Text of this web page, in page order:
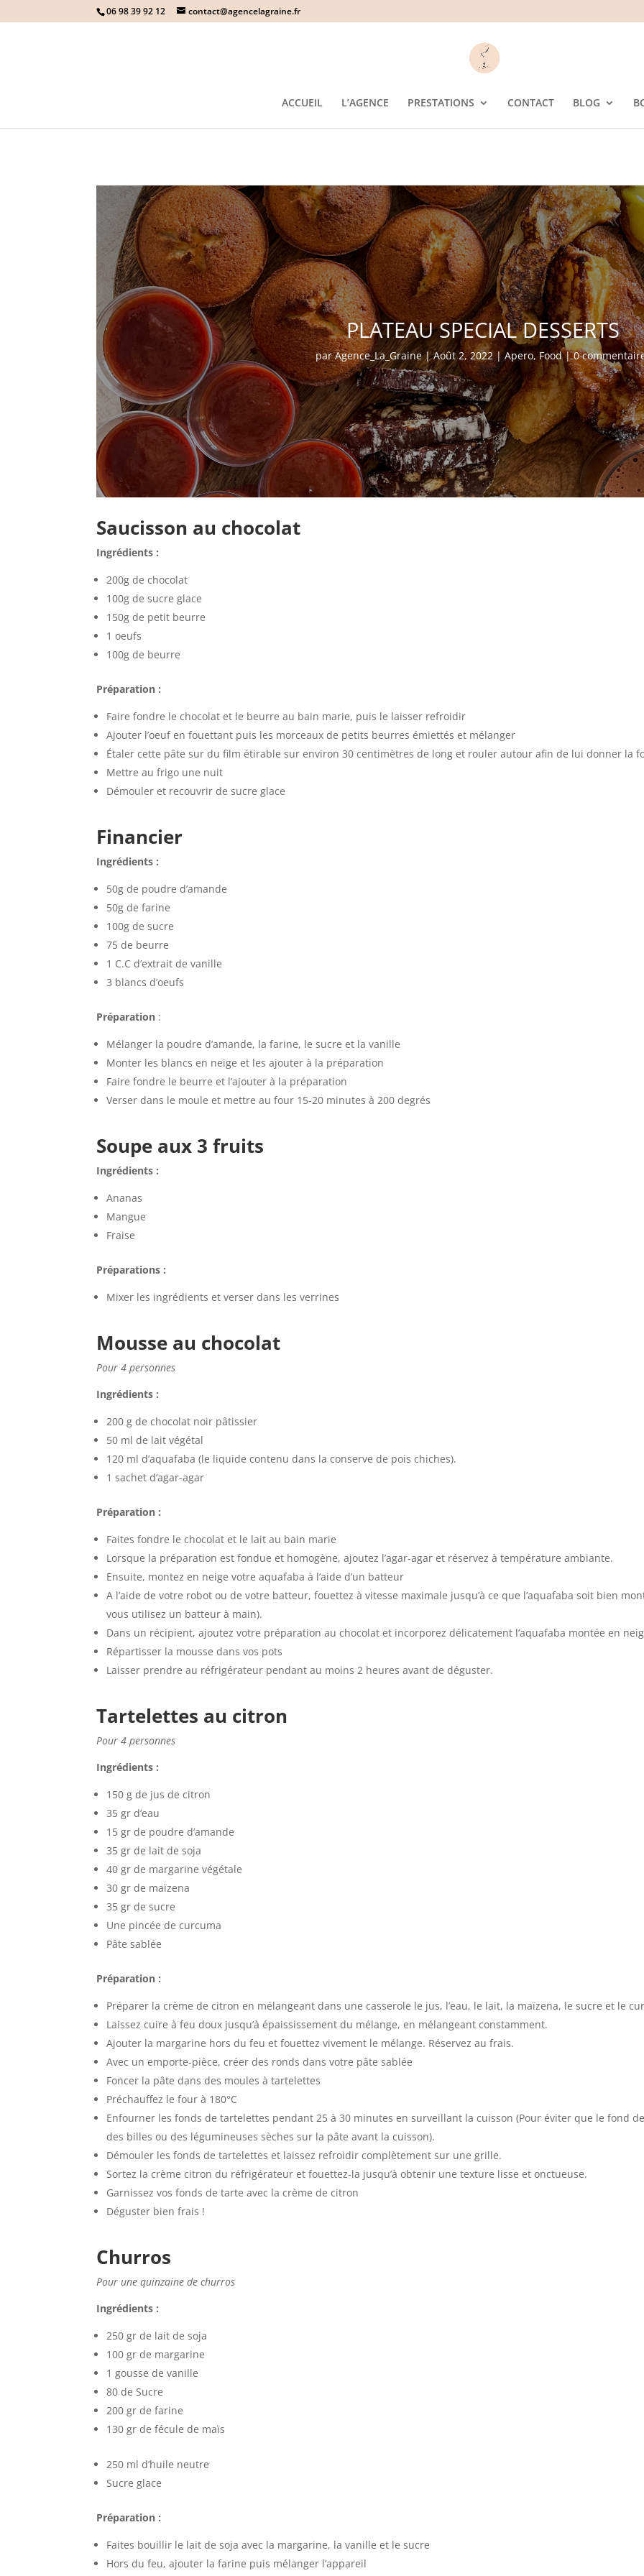
06 98 39 92 12 contact@agencelagraine.fr
ACCUEIL L’AGENCE PRESTATIONS CONTACT BLOG
PLATEAU SPECIAL DESSERTS
parAgence_La_Graine|Août 2, 2022|Apero,Food|0
Saucisson au chocolat
Ingrédients :
200g de chocolat
100g de sucre glace
150g de petit beurre
1 oeufs
100g de beurre
Préparation :
Faire fondre le chocolat et le beurre au bain marie, puis le laisser refroidir
Ajouter l’oeuf en fouettant puis les morceaux de petits beurres émiettés et mélanger
Étaler cette pâte sur du film étirable sur environ 30 centimètres de long et rouler autour afin de lui donner la
Mettre au frigo une nuit
Démouler et recouvrir de sucre glace
Financier
Ingrédients :
50g de poudre d’amande
50g de farine
100g de sucre
75 de beurre
1 C.C d’extrait de vanille
3 blancs d’oeufs
Préparation :
Mélanger la poudre d’amande, la farine, le sucre et la vanille
Monter les blancs en neige et les ajouter à la préparation
Faire fondre le beurre et l’ajouter à la préparation
Verser dans le moule et mettre au four 15-20 minutes à 200 degrés
Soupe aux 3 fruits
Ingrédients :
Ananas
Mangue
Fraise
Préparations :
Mixer les ingrédients et verser dans les verrines
Mousse au chocolat
Pour 4 personnes
Ingrédients :
200 g de chocolat noir pâtissier
50 ml de lait végétal
120 ml d’aquafaba (le liquide contenu dans la conserve de pois chiches).
1 sachet d’agar-agar
Préparation :
Faites fondre le chocolat et le lait au bain marie
Lorsque la préparation est fondue et homogène, ajoutez l’agar-agar et réservez à température ambiante.
Ensuite, montez en neige votre aquafaba à l’aide d’un batteur
A l’aide de votre robot ou de votre batteur, fouettez à vitesse maximale jusqu’à ce que l’aquafaba soit bien
vous utilisez un batteur à main).
Dans un récipient, ajoutez votre préparation au chocolat et incorporez délicatement l’aquafaba montée en
Répartisser la mousse dans vos pots
Laisser prendre au réfrigérateur pendant au moins 2 heures avant de déguster.
Tartelettes au citron
Pour 4 personnes
Ingrédients :
150 g de jus de citron
35 gr d’eau
15 gr de poudre d’amande
35 gr de lait de soja
40 gr de margarine végétale
30 gr de maïzena
35 gr de sucre
Une pincée de curcuma
Pâte sablée
Préparation :
Préparer la crème de citron en mélangeant dans une casserole le jus, l’eau, le lait, la maïzena, le sucre et le
Laissez cuire à feu doux jusqu’à épaississement du mélange, en mélangeant constamment.
Ajouter la margarine hors du feu et fouettez vivement le mélange. Réservez au frais.
Avec un emporte-pièce, créer des ronds dans votre pâte sablée
Foncer la pâte dans des moules à tartelettes
Préchauffez le four à 180°C
Enfourner les fonds de tartelettes pendant 25 à 30 minutes en surveillant la cuisson (Pour éviter que le fond
des billes ou des légumineuses sèches sur la pâte avant la cuisson).
Démouler les fonds de tartelettes et laissez refroidir complètement sur une grille.
Sortez la crème citron du réfrigérateur et fouettez-la jusqu’à obtenir une texture lisse et onctueuse.
Garnissez vos fonds de tarte avec la crème de citron
Déguster bien frais !
Churros
Pour une quinzaine de churros
Ingrédients :
250 gr de lait de soja
100 gr de margarine
1 gousse de vanille
80 de Sucre
200 gr de farine
130 gr de fécule de maïs
250 ml d’huile neutre
Sucre glace
Préparation :
Faites bouillir le lait de soja avec la margarine, la vanille et le sucre
Hors du feu, ajouter la farine puis mélanger l’appareil